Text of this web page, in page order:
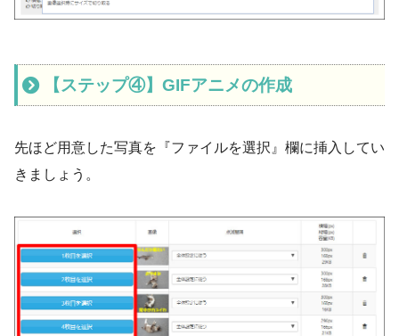
【ステップ④】GIFアニメの作成
先ほど用意した写真を『ファイルを選択』欄に挿入してい
きましょう。